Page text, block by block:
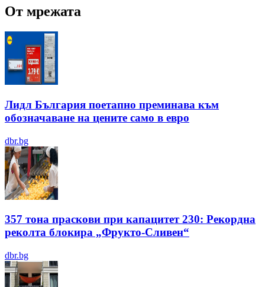
От мрежата
Лидл България поетапно преминава към
обозначаване на цените само в евро
dbr.bg
357 тона праскови при капацитет 230: Рекордна
реколта блокира „Фрукто-Сливен“
dbr.bg